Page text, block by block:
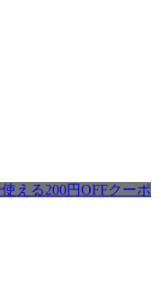
える200円OFFクーポ